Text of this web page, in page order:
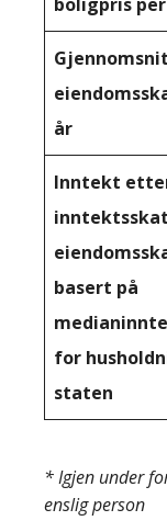
år
Inntekt
basert på
for
staten
* Igjen under
enslig person